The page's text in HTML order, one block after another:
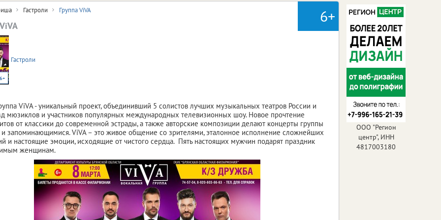
6+
Гастроли Группа ViVA
6+
Гастроли
ViVA - уникальный проект, объединивший 5 солистов лучших музыкальных театров России и
мюзиклов и участников популярных международных телевизионных шоу. Новое прочтение
от классики до современной эстрады, а также авторские композиции делают концерты группы
запоминающимися. ViVA – это живое общение со зрителями, эталонное исполнение сложнейших
и настоящие эмоции, исходящие от чистого сердца. Пять настоящих мужчин подарят праздник
женщинам.
ООО "Регион
центр", ИНН
4817003180